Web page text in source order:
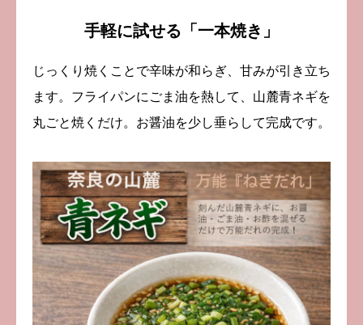
手軽に試せる「一本焼き」
じっくり焼くことで辛味が和らぎ、甘みが引き立ち
ます。フライパンにごま油を熱して、山麓青ネギを
丸ごと焼くだけ。お醤油を少し垂らして完成です。